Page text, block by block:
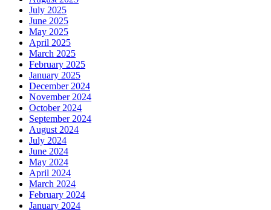
July 2025
June 2025
May 2025
April 2025
March 2025
February 2025
January 2025
December 2024
November 2024
October 2024
September 2024
August 2024
July 2024
June 2024
May 2024
April 2024
March 2024
February 2024
January 2024